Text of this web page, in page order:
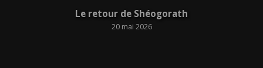
Le retour de Shéogorath
20 mai 2026